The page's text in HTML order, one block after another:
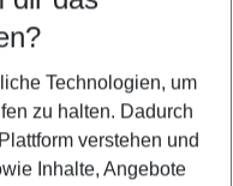
für 2026
Technologien, um
zu halten. Dadurch
verstehen und
Inhalte, Angebote